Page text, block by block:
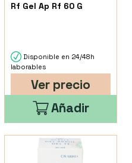
Rf Gel Ap Rf 60 G
Disponible en 24/48h
laborables
Ver precio
Añadir